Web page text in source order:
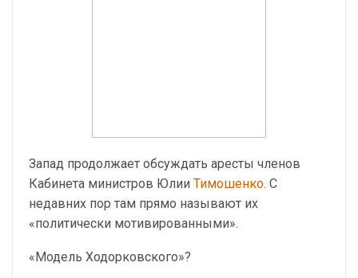
Запад продолжает обсуждать аресты членов
Кабинета министров Юлии Тимошенко. С
недавних пор там прямо называют их
«политически мотивированными».
«Модель Ходорковского»?